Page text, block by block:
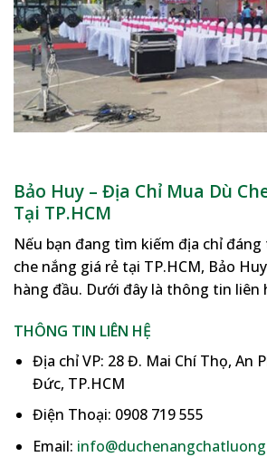
Bảo Huy – Địa Chỉ Mua Dù
Tại TP.HCM
Nếu bạn đang tìm kiếm địa chỉ đáng
che nắng giá rẻ tại TP.HCM, Bảo
hàng đầu. Dưới đây là thông tin liên
THÔNG TIN LIÊN HỆ
Địa chỉ VP: 28 Đ. Mai Chí Thọ, An
Đức, TP.HCM
Điện Thoại: 0908 719 555
Email: